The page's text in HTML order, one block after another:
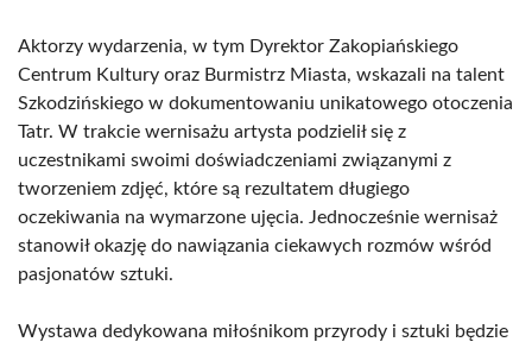
Aktorzy wydarzenia, w tym Dyrektor Zakopiańskiego
Centrum Kultury oraz Burmistrz Miasta, wskazali na talent
Szkodzińskiego w dokumentowaniu unikatowego otoczenia
Tatr. W trakcie wernisażu artysta podzielił się z
uczestnikami swoimi doświadczeniami związanymi z
tworzeniem zdjęć, które są rezultatem długiego
oczekiwania na wymarzone ujęcia. Jednocześnie wernisaż
stanowił okazję do nawiązania ciekawych rozmów wśród
pasjonatów sztuki.
Wystawa dedykowana miłośnikom przyrody i sztuki będzie